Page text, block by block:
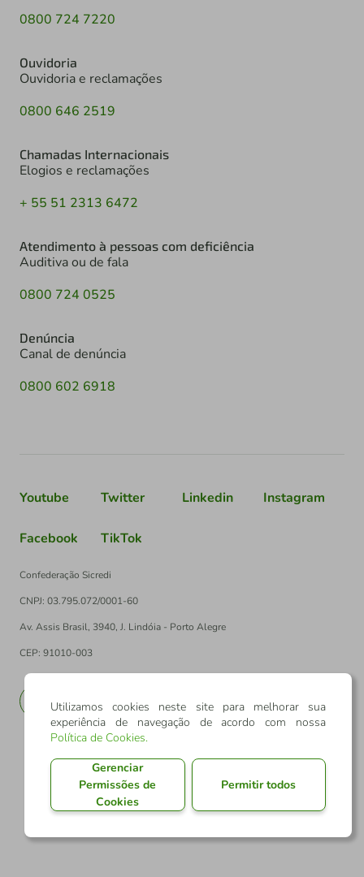
0800 724 7220
Ouvidoria
Ouvidoria e reclamações
0800 646 2519
Chamadas Internacionais
Elogios e reclamações
+ 55 51 2313 6472
Atendimento à pessoas com deficiência
Auditiva ou de fala
0800 724 0525
Denúncia
Canal de denúncia
0800 602 6918
Youtube Twitter Linkedin Instagram
Facebook TikTok
Confederação Sicredi
CNPJ: 03.795.072/0001-60
Av. Assis Brasil, 3940, J. Lindóia - Porto Alegre
CEP: 91010-003
EN
Utilizamos cookies neste site para melhorar sua
experiência de navegação de acordo com nossa
Política de Cookies.
Gerenciar
Permissões de
Cookies
Permitir todos